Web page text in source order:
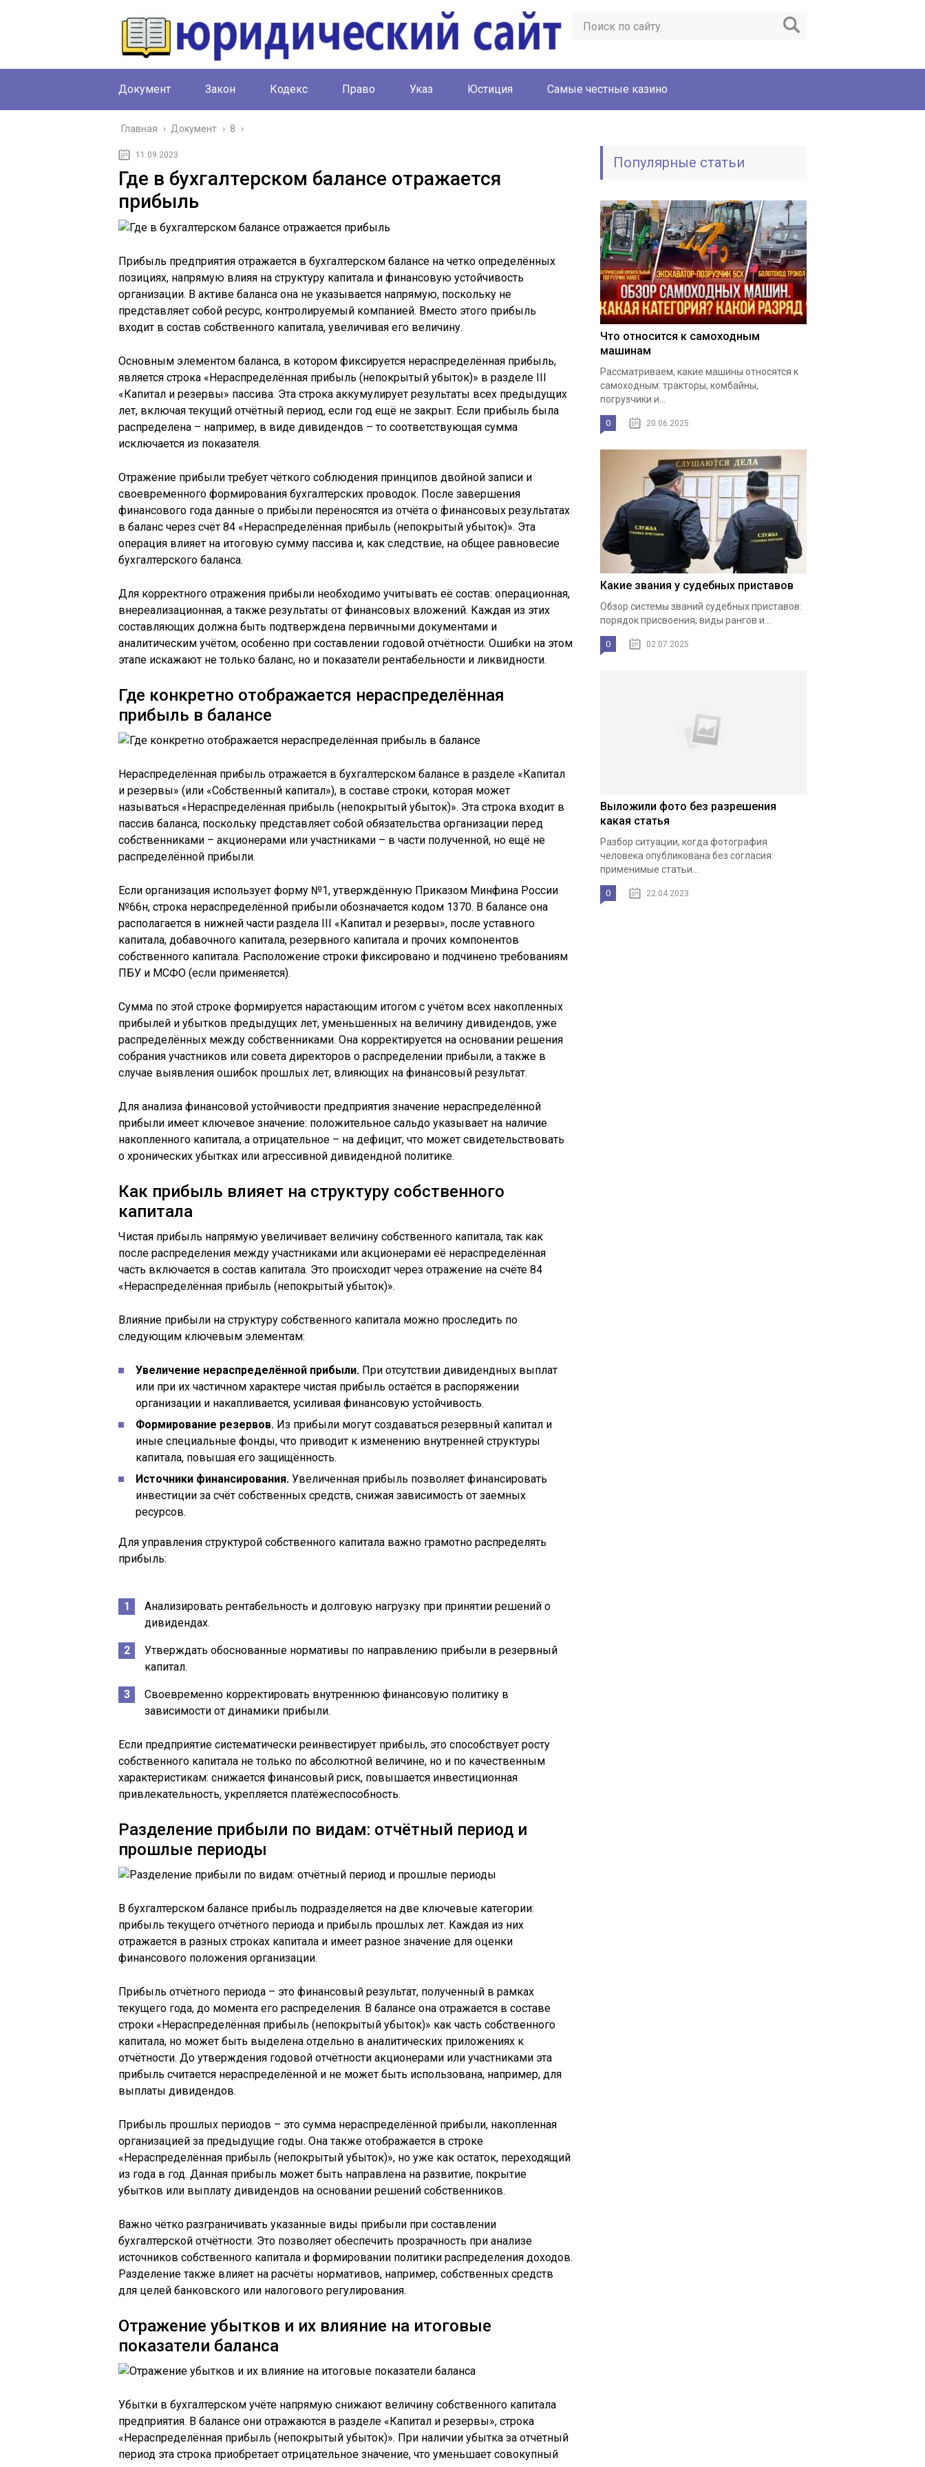
Документ Закон Кодекс Право Указ Юстиция Cамые честные казино
Главная › Документ › 8 ›
11.09.2023
Где в бухгалтерском балансе отражается
прибыль
Прибыль предприятия отражается в бухгалтерском балансе на четко определённых
позициях, напрямую влияя на структуру капитала и финансовую устойчивость
организации. В активе баланса она не указывается напрямую, поскольку не
представляет собой ресурс, контролируемый компанией. Вместо этого прибыль
входит в состав собственного капитала, увеличивая его величину.
Основным элементом баланса, в котором фиксируется нераспределённая прибыль,
является строка «Нераспределённая прибыль (непокрытый убыток)» в разделе III
«Капитал и резервы» пассива. Эта строка аккумулирует результаты всех предыдущих
лет, включая текущий отчётный период, если год ещё не закрыт. Если прибыль была
распределена – например, в виде дивидендов – то соответствующая сумма
исключается из показателя.
Отражение прибыли требует чёткого соблюдения принципов двойной записи и
своевременного формирования бухгалтерских проводок. После завершения
финансового года данные о прибыли переносятся из отчёта о финансовых результатах
в баланс через счёт 84 «Нераспределённая прибыль (непокрытый убыток)». Эта
операция влияет на итоговую сумму пассива и, как следствие, на общее равновесие
бухгалтерского баланса.
Для корректного отражения прибыли необходимо учитывать её состав: операционная,
внереализационная, а также результаты от финансовых вложений. Каждая из этих
составляющих должна быть подтверждена первичными документами и
аналитическим учётом, особенно при составлении годовой отчётности. Ошибки на этом
этапе искажают не только баланс, но и показатели рентабельности и ликвидности.
Где конкретно отображается нераспределённая
прибыль в балансе
Нераспределённая прибыль отражается в бухгалтерском балансе в разделе «Капитал
и резервы» (или «Собственный капитал»), в составе строки, которая может
называться «Нераспределённая прибыль (непокрытый убыток)». Эта строка входит в
пассив баланса, поскольку представляет собой обязательства организации перед
собственниками – акционерами или участниками – в части полученной, но ещё не
распределённой прибыли.
Если организация использует форму №1, утверждённую Приказом Минфина России
№66н, строка нераспределённой прибыли обозначается кодом 1370. В балансе она
располагается в нижней части раздела III «Капитал и резервы», после уставного
капитала, добавочного капитала, резервного капитала и прочих компонентов
собственного капитала. Расположение строки фиксировано и подчинено требованиям
ПБУ и МСФО (если применяется).
Сумма по этой строке формируется нарастающим итогом с учётом всех накопленных
прибылей и убытков предыдущих лет, уменьшенных на величину дивидендов, уже
распределённых между собственниками. Она корректируется на основании решения
собрания участников или совета директоров о распределении прибыли, а также в
случае выявления ошибок прошлых лет, влияющих на финансовый результат.
Для анализа финансовой устойчивости предприятия значение нераспределённой
прибыли имеет ключевое значение: положительное сальдо указывает на наличие
накопленного капитала, а отрицательное – на дефицит, что может свидетельствовать
о хронических убытках или агрессивной дивидендной политике.
Как прибыль влияет на структуру собственного
капитала
Чистая прибыль напрямую увеличивает величину собственного капитала, так как
после распределения между участниками или акционерами её нераспределённая
часть включается в состав капитала. Это происходит через отражение на счёте 84
«Нераспределённая прибыль (непокрытый убыток)».
Влияние прибыли на структуру собственного капитала можно проследить по
следующим ключевым элементам:
Увеличение нераспределённой прибыли. При отсутствии дивидендных выплат
или при их частичном характере чистая прибыль остаётся в распоряжении
организации и накапливается, усиливая финансовую устойчивость.
Формирование резервов. Из прибыли могут создаваться резервный капитал и
иные специальные фонды, что приводит к изменению внутренней структуры
капитала, повышая его защищённость.
Источники финансирования. Увеличенная прибыль позволяет финансировать
инвестиции за счёт собственных средств, снижая зависимость от заемных
ресурсов.
Для управления структурой собственного капитала важно грамотно распределять
прибыль:
Анализировать рентабельность и долговую нагрузку при принятии решений о
дивидендах.
Утверждать обоснованные нормативы по направлению прибыли в резервный
капитал.
Своевременно корректировать внутреннюю финансовую политику в
зависимости от динамики прибыли.
Если предприятие систематически реинвестирует прибыль, это способствует росту
собственного капитала не только по абсолютной величине, но и по качественным
характеристикам: снижается финансовый риск, повышается инвестиционная
привлекательность, укрепляется платёжеспособность.
Разделение прибыли по видам: отчётный период и
прошлые периоды
В бухгалтерском балансе прибыль подразделяется на две ключевые категории:
прибыль текущего отчётного периода и прибыль прошлых лет. Каждая из них
отражается в разных строках капитала и имеет разное значение для оценки
финансового положения организации.
Прибыль отчётного периода – это финансовый результат, полученный в рамках
текущего года, до момента его распределения. В балансе она отражается в составе
строки «Нераспределённая прибыль (непокрытый убыток)» как часть собственного
капитала, но может быть выделена отдельно в аналитических приложениях к
отчётности. До утверждения годовой отчётности акционерами или участниками эта
прибыль считается нераспределённой и не может быть использована, например, для
выплаты дивидендов.
Прибыль прошлых периодов – это сумма нераспределённой прибыли, накопленная
организацией за предыдущие годы. Она также отображается в строке
«Нераспределённая прибыль (непокрытый убыток)», но уже как остаток, переходящий
из года в год. Данная прибыль может быть направлена на развитие, покрытие
убытков или выплату дивидендов на основании решений собственников.
Важно чётко разграничивать указанные виды прибыли при составлении
бухгалтерской отчётности. Это позволяет обеспечить прозрачность при анализе
источников собственного капитала и формировании политики распределения доходов.
Разделение также влияет на расчёты нормативов, например, собственных средств
для целей банковского или налогового регулирования.
Отражение убытков и их влияние на итоговые
показатели баланса
Убытки в бухгалтерском учёте напрямую снижают величину собственного капитала
предприятия. В балансе они отражаются в разделе «Капитал и резервы», строка
«Нераспределённая прибыль (непокрытый убыток)». При наличии убытка за отчётный
период эта строка приобретает отрицательное значение, что уменьшает совокупный
Популярные статьи
Что относится к самоходным
машинам
Рассматриваем, какие машины относятся к
самоходным: тракторы, комбайны,
погрузчики и...
0 20.06.2025
Какие звания у судебных приставов
Обзор системы званий судебных приставов:
порядок присвоения, виды рангов и...
0 02.07.2025
Выложили фото без разрешения
какая статья
Разбор ситуации, когда фотография
человека опубликована без согласия:
применимые статьи...
0 22.04.2023